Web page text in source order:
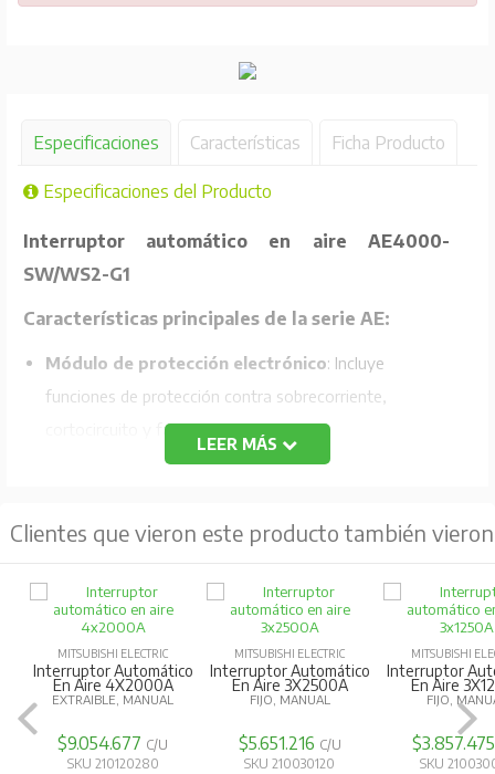
Especificaciones Características Ficha Producto
Especificaciones del Producto
Interruptor automático en aire AE4000-
SW/WS2-G1
Características principales de la serie AE:
Módulo de protección electrónico: Incluye
funciones de protección contra sobrecorriente,
cortocircuito y falla a tierra.
Módulos opcionales: Permite añadir funciones como
tierra (E1), pre-alarma adicional (AP) y protección de
Fuentes de alimentación
: Compatible con múltiples
voltajes (100-240V AC/DC, 24-60V DC).
Detección de valor efectivo: Protección segura
mediante detección de valor efectivo real, resistente a
Funciones adicionales
: Módulo de extensión (EX1),
LEER MÁS
Clientes que vieron este producto también vieron
MITSUBISHI ELECTRIC
Interruptor Automático
En Aire 4X2000A
EXTRAIBLE, MANUAL
$9.054.677 C/U
SKU 210120280
MITSUBISHI ELECTRIC
Interruptor Automático
En Aire 3X2500A
FIJO, MANUAL
$5.651.216 C/U
SKU 210030120
MITSUBISHI
Interruptor
En Aire
FIJO,
SKU